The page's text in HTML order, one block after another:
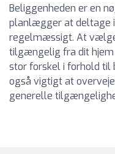
Beliggenheden er en
planlægger at deltage
regelmæssigt. At
tilgængelig fra dit hjem
stor forskel i forhold til
også vigtigt at
generelle